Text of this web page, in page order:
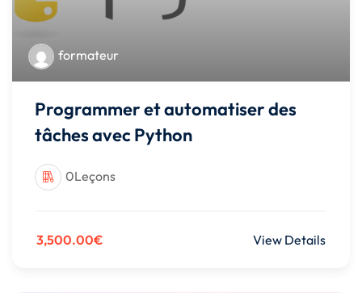
formateur
Programmer et automatiser des
tâches avec Python
0Leçons
3,500.00€ View Details